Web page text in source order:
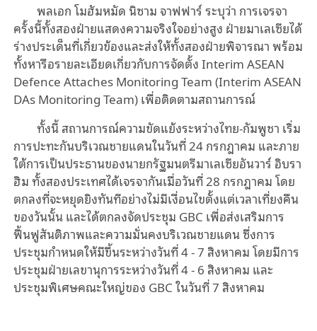
พลเอก โมฮัมหมัด นิซาม จาฟฟาร์ ระบุว่า การเจรจา
ครั้งนี้ทั้งสองฝ่ายแสดงความจริงใจอย่างสูง ฝ่ายมาเลเซียได้
ร่างประเด็นที่เกี่ยวข้องและส่งให้ทั้งสองฝ่ายพิจารณา พร้อม
ทั้งหารือรายละเอียดเกี่ยวกับการจัดตั้ง Interim ASEAN
Defence Attaches Monitoring Team (Interim ASEAN
DAs Monitoring Team) เพื่อติดตามสถานการณ์
ทั้งนี้ สถานการณ์ความขัดแย้งระหว่างไทย-กัมพูชา เริ่ม
การปะทะกันบริเวณชายแดนในวันที่ 24 กรกฎาคม และภาย
ใต้การเป็นประธานของนายกรัฐมนตรีมาเลเซียอันวาร์ อิบรา
ฮิม ทั้งสองประเทศได้เจรจากันเมื่อวันที่ 28 กรกฎาคม โดย
ตกลงที่จะหยุดยิงทันทีอย่างไม่มีเงื่อนไขตั้งแต่เวลาเที่ยงคืน
ของวันนั้น และได้ตกลงจัดประชุม GBC เพื่อส่งเสริมการ
ฟื้นฟูสันติภาพและความมั่นคงบริเวณชายแดน ซึ่งการ
ประชุมกำหนดให้มีขึ้นระหว่างวันที่ 4 - 7 สิงหาคม โดยมีการ
ประชุมฝ่ายเลขานุการระหว่างวันที่ 4 - 6 สิงหาคม และ
ประชุมพิเศษคณะใหญ่ของ GBC ในวันที่ 7 สิงหาคม